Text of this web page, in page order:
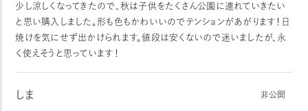
少し涼しくなってきたので、秋は子供をたくさん公園に連れていきたい
と思い購入しました。形も色もかわいいのでテンションがあがります！日
焼けを気にせず出かけられます。値段は安くないので迷いましたが、永
く使えそうと思っています！
しま 非公開